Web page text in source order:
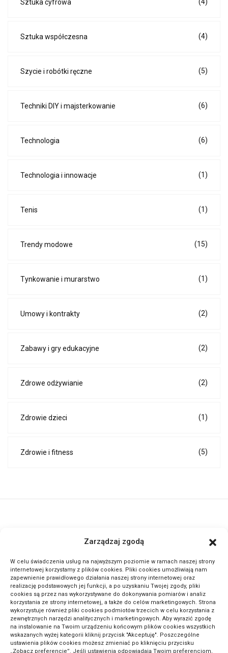
Zarządzaj zgodą
W celu świadczenia usług na najwyższym poziomie w ramach naszej strony
internetowej korzystamy z plików cookies. Pliki cookies umożliwiają nam
zapewnienie prawidłowego działania naszej strony internetowej oraz
realizację podstawowych jej funkcji, a po uzyskaniu Twojej zgody, pliki
cookies są przez nas wykorzystywane do dokonywania pomiarów i analiz
korzystania ze strony internetowej, a także do celów marketingowych. Strona
wykorzystuje również pliki cookies podmiotów trzecich w celu korzystania z
zewnętrznych narzędzi analitycznych i marketingowych. Aby wyrazić zgodę
na instalowanie na Twoim urządzeniu końcowym plików cookies wszystkich
wskazanych wyżej kategorii kliknij przycisk "Akceptuję". Poszczególne
ustawienia plików cookies możesz zmieniać po kliknięciu przycisku
„Zobacz preferencje”. Jeśli ustawienia odpowiadają Twoim preferencjom,
Sztuka cyfrowa
Sztuka współczesna (4)
Szycie i robótki ręczne (5)
Techniki DIY i majsterkowanie (6)
Technologia (6)
Technologia i innowacje (1)
Tenis (1)
Trendy modowe (15)
Tynkowanie i murarstwo (1)
Umowy i kontrakty (2)
Zabawy i gry edukacyjne (2)
Zdrowe odżywianie (2)
Zdrowie dzieci (1)
Zdrowie i fitness (5)
informacji na przeróżne tematy. Dołącz do naszej społeczności,
METODA ODWRÓCONEJ LEKCJI: SEKRET GENIALNYCH
UCZNIÓW!